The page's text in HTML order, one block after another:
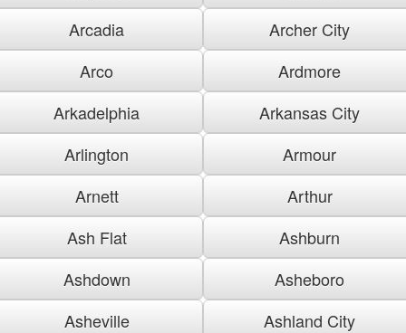
Arcadia
Archer City
Arco
Ardmore
Arkadelphia
Arkansas City
Arlington
Armour
Arnett
Arthur
Ash Flat
Ashburn
Ashdown
Asheboro
Asheville
Ashland City